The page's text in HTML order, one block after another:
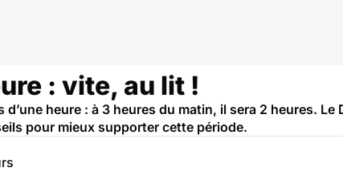
: vite, au lit !
heure : à 3 heures du matin, il sera 2 heures. Le
pour mieux supporter cette période.